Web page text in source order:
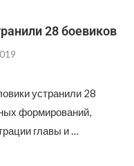
28 боевиков
устранили 28
формирований,
главы и …